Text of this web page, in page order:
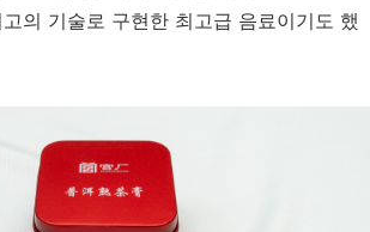
의 기술로 구현한 최고급 음료이기도 했